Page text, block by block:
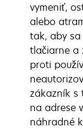
vymeniť,
alebo
tak, aby
tlačiarne a
proti
zákazník s
na adrese
náhradné